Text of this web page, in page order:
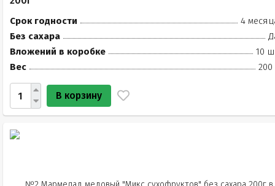
Срок годности
4
Без сахара
Вложений в коробке
10
Вес
200
В корзину